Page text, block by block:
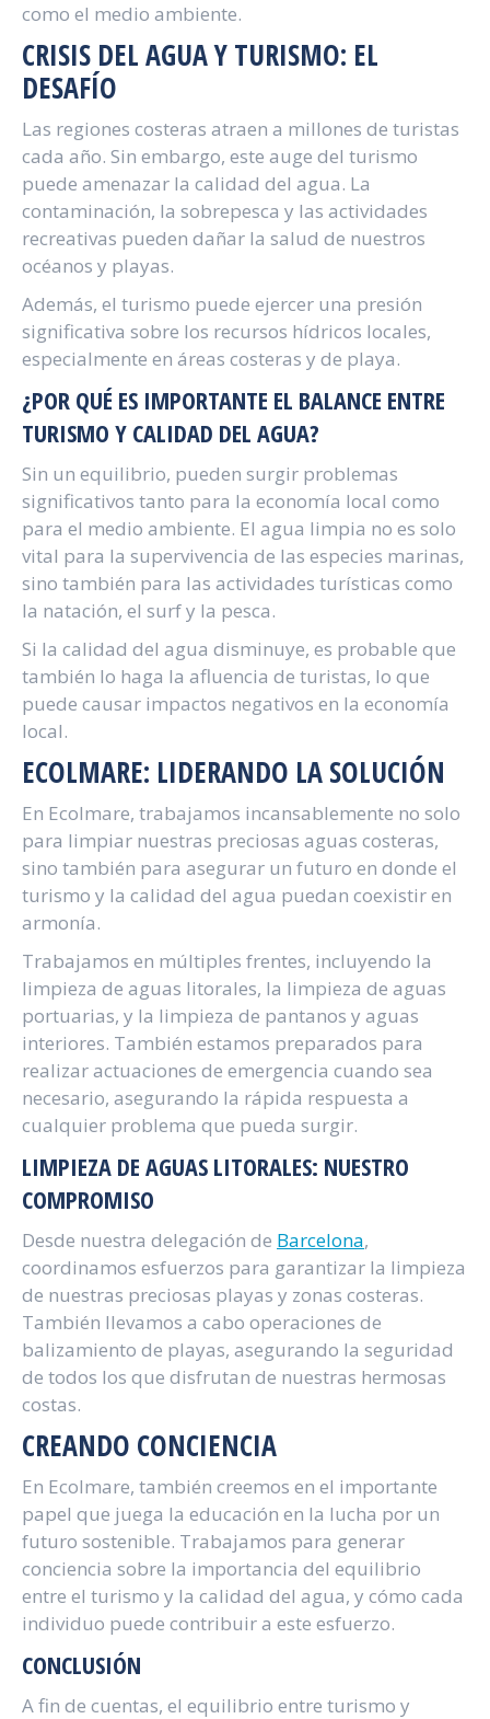
como el medio ambiente.
CRISIS DEL AGUA Y TURISMO: EL
DESAFÍO
Las regiones costeras atraen a millones de turistas
cada año. Sin embargo, este auge del turismo
puede amenazar la calidad del agua. La
contaminación, la sobrepesca y las actividades
recreativas pueden dañar la salud de nuestros
océanos y playas.
Además, el turismo puede ejercer una presión
significativa sobre los recursos hídricos locales,
especialmente en áreas costeras y de playa.
¿POR QUÉ ES IMPORTANTE EL BALANCE ENTRE
TURISMO Y CALIDAD DEL AGUA?
Sin un equilibrio, pueden surgir problemas
significativos tanto para la economía local como
para el medio ambiente. El agua limpia no es solo
vital para la supervivencia de las especies marinas,
sino también para las actividades turísticas como
la natación, el surf y la pesca.
Si la calidad del agua disminuye, es probable que
también lo haga la afluencia de turistas, lo que
puede causar impactos negativos en la economía
local.
ECOLMARE: LIDERANDO LA SOLUCIÓN
En Ecolmare, trabajamos incansablemente no solo
para limpiar nuestras preciosas aguas costeras,
sino también para asegurar un futuro en donde el
turismo y la calidad del agua puedan coexistir en
armonía.
Trabajamos en múltiples frentes, incluyendo la
limpieza de aguas litorales, la limpieza de aguas
portuarias, y la limpieza de pantanos y aguas
interiores. También estamos preparados para
realizar actuaciones de emergencia cuando sea
necesario, asegurando la rápida respuesta a
cualquier problema que pueda surgir.
LIMPIEZA DE AGUAS LITORALES: NUESTRO
COMPROMISO
Desde nuestra delegación de Barcelona,
coordinamos esfuerzos para garantizar la limpieza
de nuestras preciosas playas y zonas costeras.
También llevamos a cabo operaciones de
balizamiento de playas, asegurando la seguridad
de todos los que disfrutan de nuestras hermosas
costas.
CREANDO CONCIENCIA
En Ecolmare, también creemos en el importante
papel que juega la educación en la lucha por un
futuro sostenible. Trabajamos para generar
conciencia sobre la importancia del equilibrio
entre el turismo y la calidad del agua, y cómo cada
individuo puede contribuir a este esfuerzo.
CONCLUSIÓN
A fin de cuentas, el equilibrio entre turismo y